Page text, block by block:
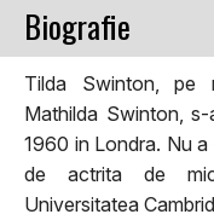
Biografie
Tilda Swinton, pe
Mathilda Swinton,
1960 in Londra. Nu
de actrita de
Universitatea